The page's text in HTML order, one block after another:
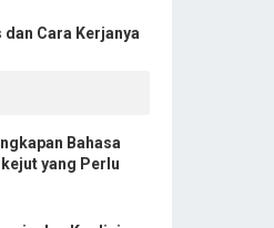
Cara Kerjanya
Bahasa
yang Perlu